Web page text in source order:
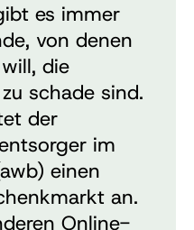
es immer
von denen
die
schade sind.
der
im
einen
an.
Online-